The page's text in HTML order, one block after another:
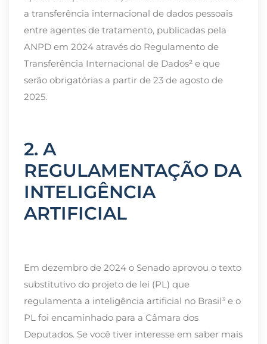
a transferência internacional de dados pessoais
entre agentes de tratamento, publicadas pela
ANPD em 2024 através do Regulamento de
Transferência Internacional de Dados² e que
serão obrigatórias a partir de 23 de agosto de
2025.
2. A
REGULAMENTAÇÃO DA
INTELIGÊNCIA
ARTIFICIAL
Em dezembro de 2024 o Senado aprovou o texto
substitutivo do projeto de lei (PL) que
regulamenta a inteligência artificial no Brasil³ e o
PL foi encaminhado para a Câmara dos
Deputados. Se você tiver interesse em saber mais